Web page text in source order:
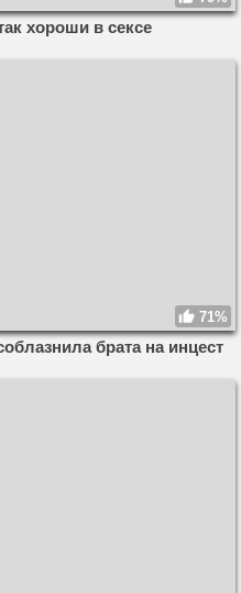
хороши в сексе
71%
брата на инцест